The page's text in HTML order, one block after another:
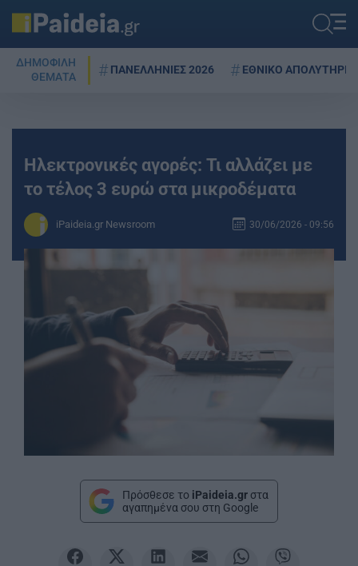
ΔΗΜΟΦΙΛΗ
ΘΕΜΑΤΑ
ΠΑΝΕΛΛΗΝΙΕΣ 2026 ΕΘΝΙΚΟ ΑΠΟΛΥΤΗΡΙΟ
Ηλεκτρονικές αγορές: Τι αλλάζει με
το τέλος 3 ευρώ στα μικροδέματα
iPaideia.gr Newsroom 30/06/2026 - 09:56
Πρόσθεσε το iPaideia.gr στα
αγαπημένα σου στη Google